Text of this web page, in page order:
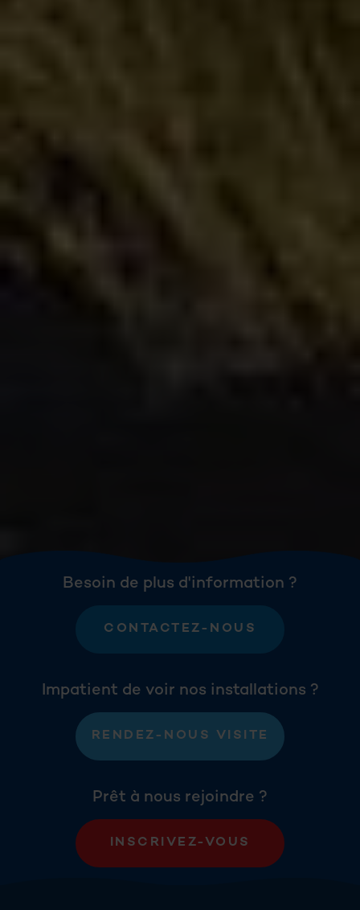
Besoin de plus d'information ?
CONTACTEZ-NOUS
Impatient de voir nos installations ?
RENDEZ-NOUS VISITE
Prêt à nous rejoindre ?
INSCRIVEZ-VOUS